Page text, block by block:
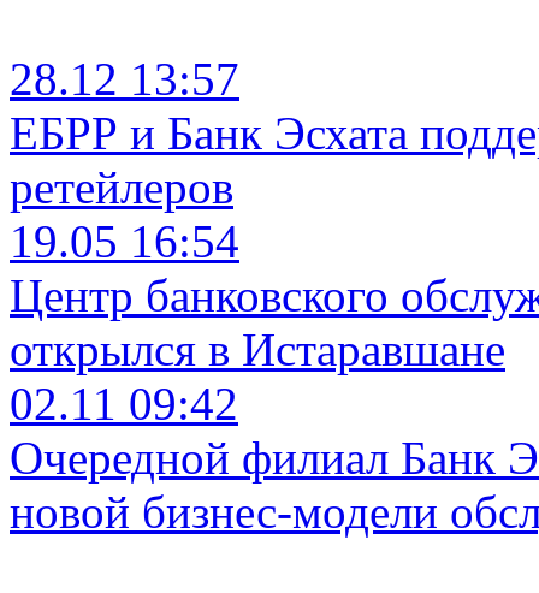
28.12 13:57
ЕБРР и Банк Эсхата
ретейлеров
19.05 16:54
Центр банковского
открылся в Истаравшане
02.11 09:42
Очередной филиал Банк
новой бизнес-модели